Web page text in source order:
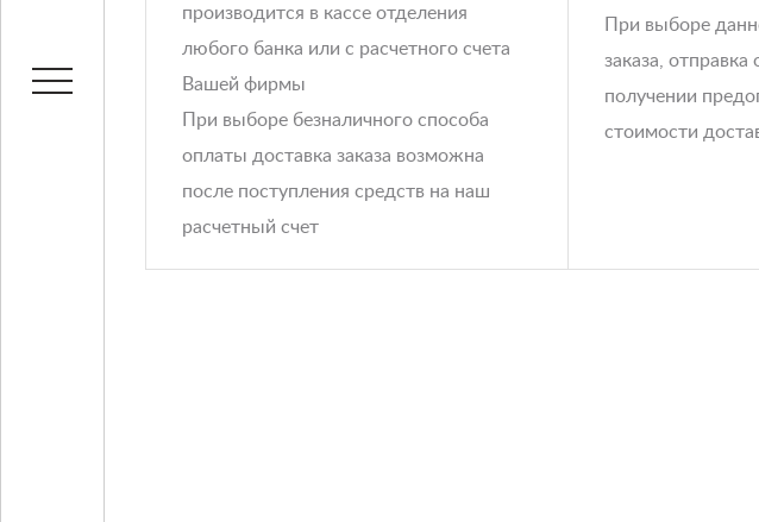
производится в кассе отделения
любого банка или с расчетного счета
Вашей фирмы
При выборе безналичного способа
оплаты доставка заказа возможна
после поступления средств на наш
расчетный счет
При выборе
заказа,
получении
стоимости